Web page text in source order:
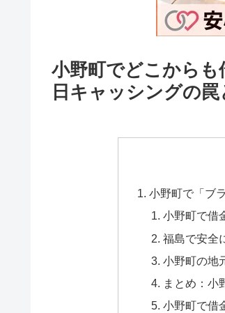
小野町でどこから
日キャッシングの
小野町で「ブ
小野町で借
福島で安全
小野町の地
まとめ：小
小野町で借